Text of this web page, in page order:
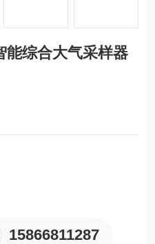
能综合大气采样器
15866811287